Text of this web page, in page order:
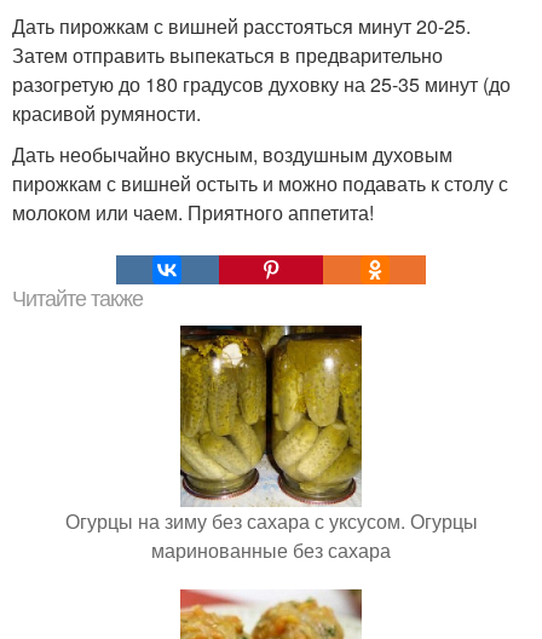
Дать пирожкам с вишней расстояться минут 20-25.
Затем отправить выпекаться в предварительно
разогретую до 180 градусов духовку на 25-35 минут (до
красивой румяности.
Дать необычайно вкусным, воздушным духовым
пирожкам с вишней остыть и можно подавать к столу с
молоком или чаем. Приятного аппетита!
Читайте также
Огурцы на зиму без сахара с уксусом. Огурцы
маринованные без сахара